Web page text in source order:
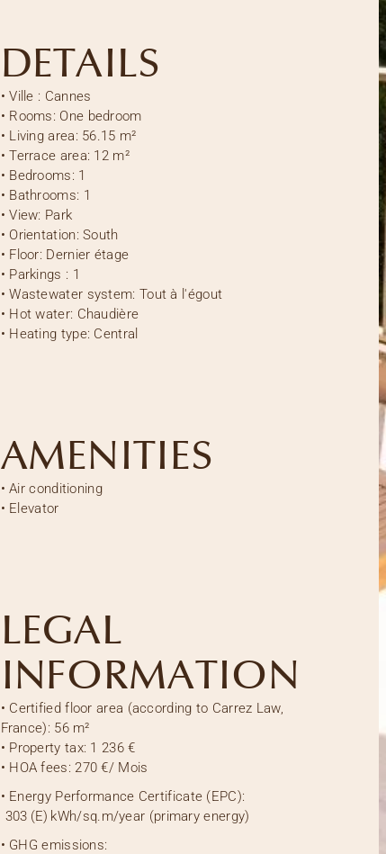
DETAILS
•Ville : Cannes
• Rooms: One bedroom
• Living area: 56.15 m²
•Terrace area: 12 m²
• Bedrooms: 1
• Bathrooms: 1
•View: Park
• Orientation:South
• Floor: Dernier étage
• Parkings : 1
•Wastewater system: Tout à l'égout
• Hot water: Chaudière
• Heating type: Central
AMENITIES
•Air conditioning
• Elevator
LEGAL
INFORMATION
• Certified floor area (according to Carrez Law,
France): 56 m²
• Property tax: 1 236 €
• HOA fees:270 €/ Mois
• Energy Performance Certificate (EPC):
303 (E) kWh/sq.m/year (primary energy)
• GHG emissions: